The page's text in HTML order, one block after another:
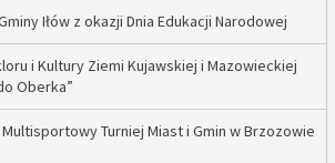
Iłów z okazji Dnia Edukacji Narodowej
i Kultury Ziemi Kujawskiej i Mazowieckiej
Oberka”
Turniej Miast i Gmin w Brzozowie